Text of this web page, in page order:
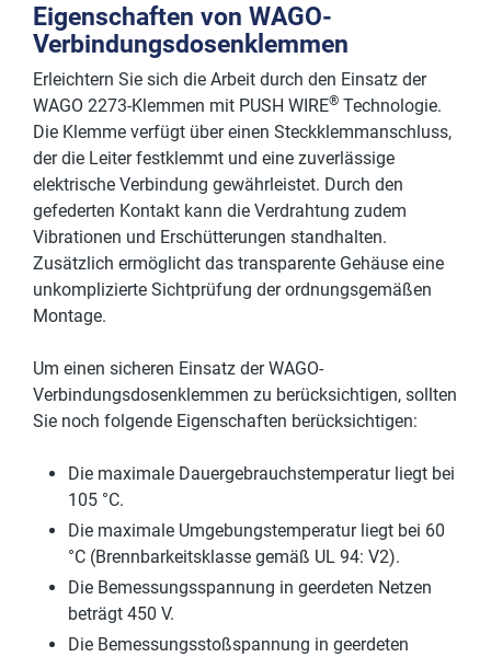
Eigenschaften von WAGO-
Verbindungsdosenklemmen
Erleichtern Sie sich die Arbeit durch den Einsatz der
WAGO 2273-Klemmen mit PUSH WIRE® Technologie.
Die Klemme verfügt über einen Steckklemmanschluss,
der die Leiter festklemmt und eine zuverlässige
elektrische Verbindung gewährleistet. Durch den
gefederten Kontakt kann die Verdrahtung zudem
Vibrationen und Erschütterungen standhalten.
Zusätzlich ermöglicht das transparente Gehäuse eine
unkomplizierte Sichtprüfung der ordnungsgemäßen
Montage.
Um einen sicheren Einsatz der WAGO-
Verbindungsdosenklemmen zu berücksichtigen, sollten
Sie noch folgende Eigenschaften berücksichtigen:
Die maximale Dauergebrauchstemperatur liegt bei
105 °C.
Die maximale Umgebungstemperatur liegt bei 60
°C (Brennbarkeitsklasse gemäß UL 94: V2).
Die Bemessungsspannung in geerdeten Netzen
beträgt 450 V.
Die Bemessungsstoßspannung in geerdeten